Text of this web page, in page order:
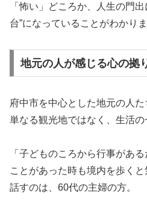
「怖い」どころか、人生の門
台”になっていることがわかりま
地元の人が感じる心の拠
府中市を中心とした地元の人
単なる観光地ではなく、生活の
「子どものころから行事があ
ことがあった時も境内を歩く
話すのは、60代の主婦の方。